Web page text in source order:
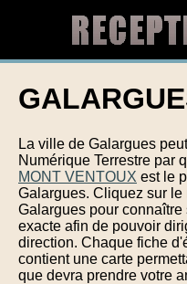
La ville de Galargues
Numérique Terrestre par
MONT VENTOUX est le
Galargues. Cliquez sur
Galargues pour
exacte afin de pouvoir
direction. Chaque fiche
contient une carte
que devra prendre votre